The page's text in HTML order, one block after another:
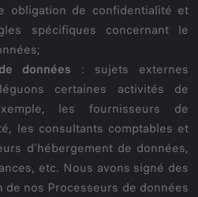
obligation de confidentialité et
spécifiques concernant le
données : sujets externes
certaines activités de
les fournisseurs de
les consultants comptables et
d'hébergement de données,
etc. Nous avons signé des
de nos Processeurs de données